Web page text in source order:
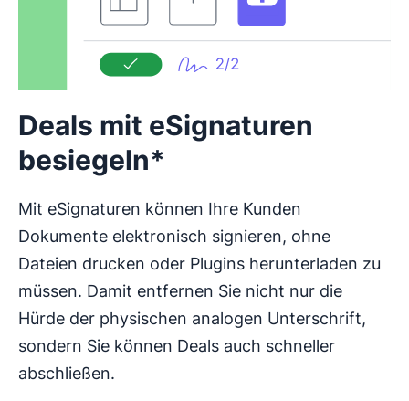
Deals mit eSignaturen
besiegeln*
Mit eSignaturen können Ihre Kunden
Dokumente elektronisch signieren, ohne
Dateien drucken oder Plugins herunterladen zu
müssen. Damit entfernen Sie nicht nur die
Hürde der physischen analogen Unterschrift,
sondern Sie können Deals auch schneller
abschließen.